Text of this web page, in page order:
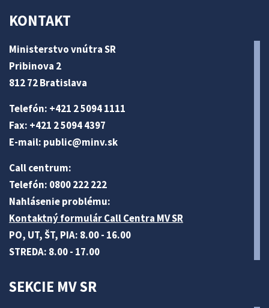
KONTAKT
Ministerstvo vnútra SR
Pribinova 2
812 72 Bratislava
Telefón: +421 2 5094 1111
Fax: +421 2 5094 4397
E-mail: public@minv.sk
Call centrum:
Telefón: 0800 222 222
Nahlásenie problému:
Kontaktný formulár Call Centra MV SR
PO, UT, ŠT, PIA: 8.00 - 16.00
STREDA: 8.00 - 17.00
SEKCIE MV SR